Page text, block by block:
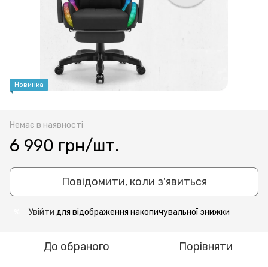
Новинка
Немає в наявності
6 990 грн/шт.
Повідомити, коли з'явиться
Увійти для відображення накопичувальної знижки
До обраного Порівняти